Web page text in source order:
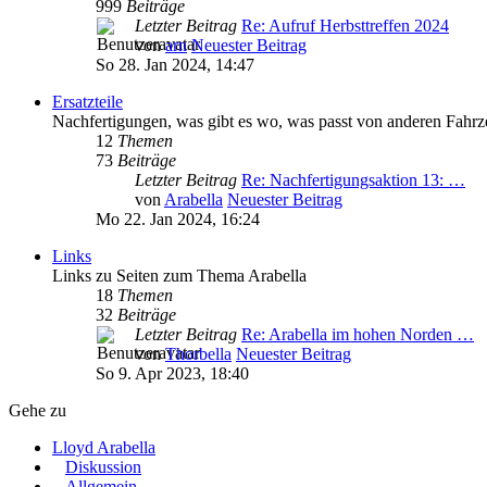
999 Beiträge
Letzter Beitrag Re: Aufruf Herbsttreffen 2024
vonarn Neuester Beitrag
So 28. Jan 2024, 14:47
Ersatzteile
Nachfertigungen, was gibt es wo, was passt von anderen
12 Themen
73 Beiträge
Letzter Beitrag Re: Nachfertigungsaktion 13: …
von Arabella Neuester Beitrag
Mo 22. Jan 2024, 16:24
Links
Links zu Seiten zum Thema Arabella
18 Themen
32 Beiträge
Letzter Beitrag Re: Arabella im hohen Norden …
vonThorbella Neuester Beitrag
So 9. Apr 2023, 18:40
Gehe zu
Lloyd Arabella
Diskussion